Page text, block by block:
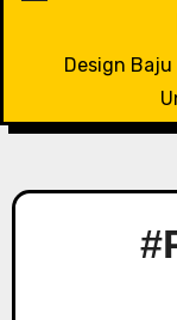
Design Baju